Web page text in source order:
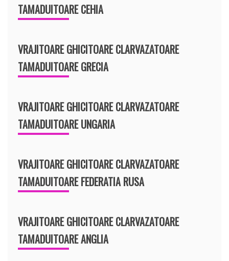
TAMADUITOARE CEHIA
VRAJITOARE GHICITOARE CLARVAZATOARE
TAMADUITOARE GRECIA
VRAJITOARE GHICITOARE CLARVAZATOARE
TAMADUITOARE UNGARIA
VRAJITOARE GHICITOARE CLARVAZATOARE
TAMADUITOARE FEDERATIA RUSA
VRAJITOARE GHICITOARE CLARVAZATOARE
TAMADUITOARE ANGLIA